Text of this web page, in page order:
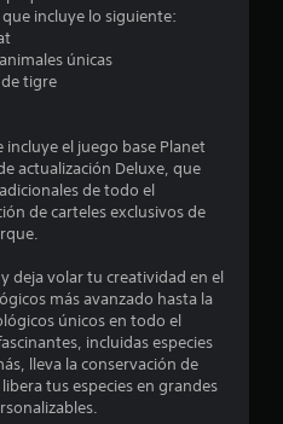
incluye lo siguiente:
únicas
tigre
incluye el juego base Planet
actualización Deluxe, que
de todo el
de carteles exclusivos de
deja volar tu creatividad en el
más avanzado hasta la
únicos en todo el
incluidas especies
lleva la conservación de
tus especies en grandes